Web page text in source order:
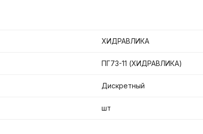
ХИДРАВЛИКА
ПГ73-11 (ХИДРАВЛИКА)
Дискретный
шт